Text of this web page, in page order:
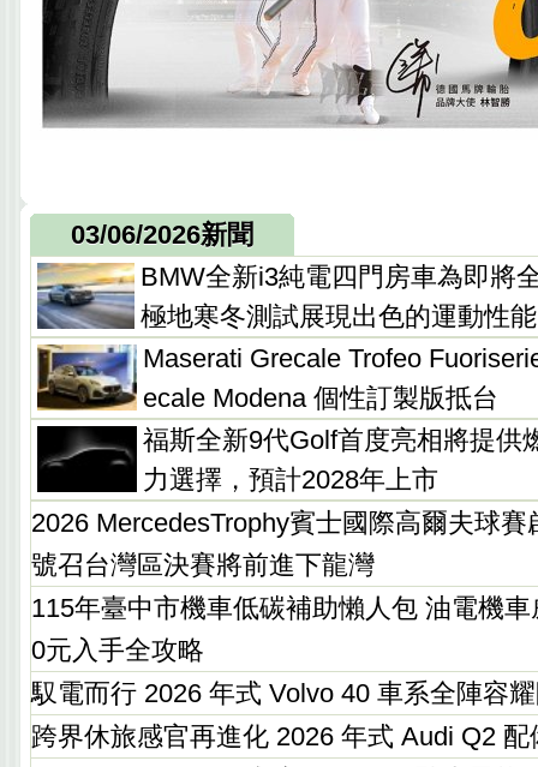
03/06/2026新聞
BMW全新i3純電四門房車為即將
極地寒冬測試展現出色的運動性能
Maserati Grecale Trofeo
ecale Modena 個性訂製版抵台
福斯全新9代Golf首度亮相將提供
力選擇，預計2028年上市
2026 MercedesTrophy賓士國際高爾夫球
號召台灣區決賽將前進下龍灣
115年臺中市機車低碳補助懶人包 油電機
0元入手全攻略
馭電而行 2026 年式 Volvo 40 車系全陣容
跨界休旅感官再進化 2026 年式 Audi Q2